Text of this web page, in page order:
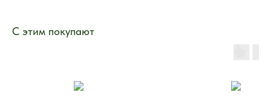
С этим покупают